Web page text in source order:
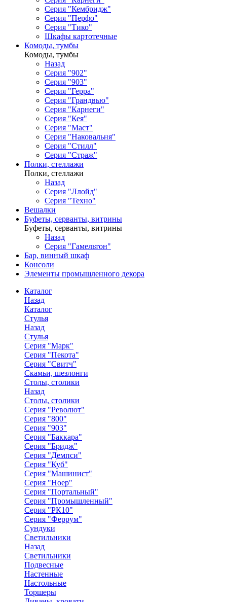
Серия "Кембридж"
Серия "Перфо"
Серия "Тико"
Шкафы картотечные
Комоды, тумбы
Комоды, тумбы
Назад
Серия "902"
Серия "903"
Серия "Герра"
Серия "Грандвью"
Серия "Карнеги"
Серия "Кея"
Серия "Маст"
Серия "Наковальня"
Серия "Стилл"
Серия "Страж"
Полки, стеллажи
Полки, стеллажи
Назад
Серия "Ллойд"
Серия "Техно"
Вешалки
Буфеты, серванты, витрины
Буфеты, серванты, витрины
Назад
Серия "Гамельтон"
Бар, винный шкаф
Консоли
Элементы промышленного декора
Каталог
Назад
Каталог
Стулья
Назад
Стулья
Серия "Марк"
Серия "Пекота"
Серия "Свитч"
Скамьи, шезлонги
Столы, столики
Назад
Столы, столики
Серия "Револют"
Серия "800"
Серия "903"
Серия "Баккара"
Серия "Бридж"
Серия "Демпси"
Серия "Куб"
Серия "Машинист"
Серия "Ноер"
Серия "Портальный"
Серия "Промышленный"
Серия "РК10"
Серия "Феррум"
Сундуки
Светильники
Назад
Светильники
Подвесные
Настенные
Настольные
Торшеры